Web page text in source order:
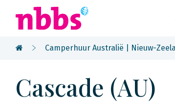
Camperhuur Australië | Nieuw-
Cascade (AU)